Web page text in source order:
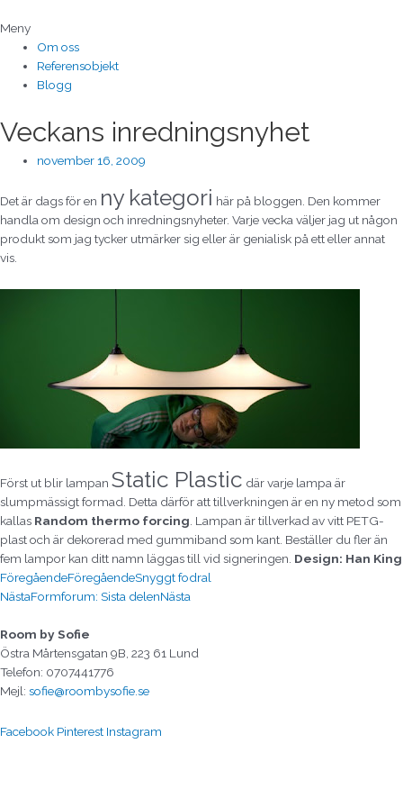
till
innehåll
Meny
Om oss
Referensobjekt
Blogg
Veckans inredningsnyhet
november 16, 2009
Det är dags för en ny kategori här på bloggen. Den kommer
handla om design och inredningsnyheter. Varje vecka väljer jag ut någon
produkt som jag tycker utmärker sig eller är genialisk på ett eller annat
vis.
Först ut blir lampan Static Plastic där varje lampa är
slumpmässigt formad. Detta därför att tillverkningen är en ny metod som
kallas Random thermo forcing . Lampan är tillverkad av vitt PETG-
plast och är dekorerad med gummiband som kant. Beställer du fler än
fem lampor kan ditt namn läggas till vid signeringen. Design: Han King
FöregåendeFöregåendeSnyggt fodral
NästaFormforum: Sista delenNästa
Room by Sofie
Östra Mårtensgatan 9B, 223 61 Lund
Telefon: 0707441776
Mejl: sofie@roombysofie.se
Facebook Pinterest Instagram